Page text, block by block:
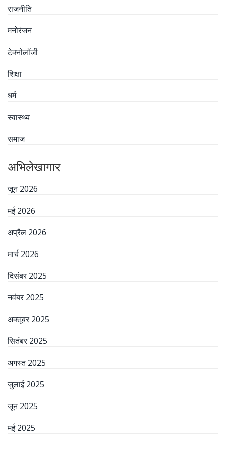
राजनीति
मनोरंजन
टेक्नोलॉजी
शिक्षा
धर्म
स्वास्थ्य
समाज
अभिलेखागार
जून 2026
मई 2026
अप्रैल 2026
मार्च 2026
दिसंबर 2025
नवंबर 2025
अक्तूबर 2025
सितंबर 2025
अगस्त 2025
जुलाई 2025
जून 2025
मई 2025